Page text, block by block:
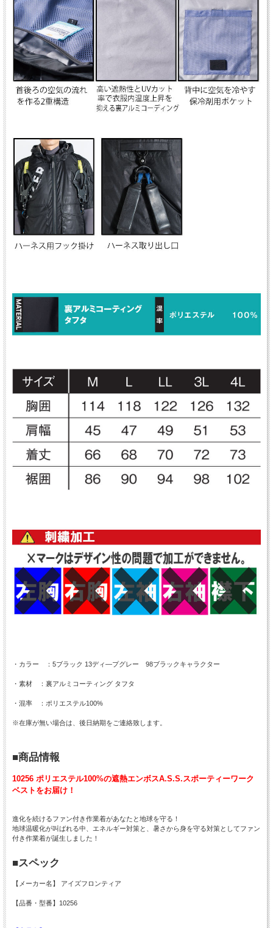
・カラー ：5ブラック 13ディ―プグレー 98ブラックキャラクター
・素材 ：裏アルミコーティング タフタ
・混率 ：ポリエステル100%
※在庫が無い場合は、後日納期をご連絡致します。
■商品情報
10256 ポリエステル100%の遮熱エンボスA.S.S.スポーティーワーク
ベストをお届け！
進化を続けるファン付き作業着があなたと地球を守る！
地球温暖化が叫ばれる中、エネルギー対策と、暑さから身を守る対策としてファン
付き作業着が誕生しました！
■スペック
【メーカー名】 アイズフロンティア
【品番・型番】10256